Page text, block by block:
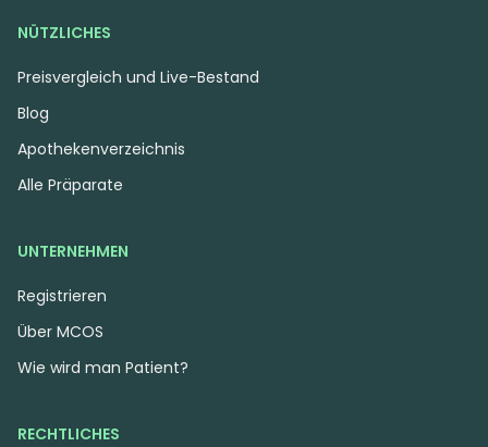
J.R. Strain MM 31/1
Mandarin MAC
NÜTZLICHES
Preisvergleich und Live-Bestand
Blog
Apothekenverzeichnis
Alle Präparate
UNTERNEHMEN
Registrieren
Über MCOS
Wie wird man Patient?
RECHTLICHES